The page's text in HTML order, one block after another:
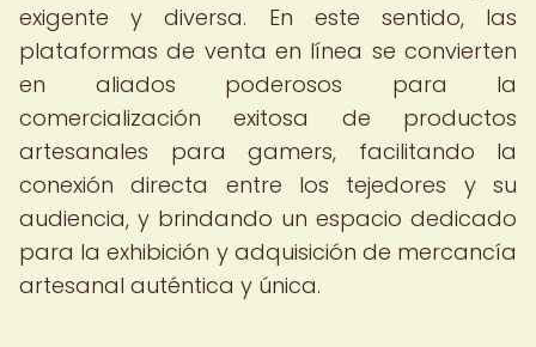
exigente y diversa. En este sentido, las
plataformas de venta en línea se convierten
en aliados poderosos para la
comercialización exitosa de productos
artesanales para gamers, facilitando la
conexión directa entre los tejedores y su
audiencia, y brindando un espacio dedicado
para la exhibición y adquisición de mercancía
artesanal auténtica y única.